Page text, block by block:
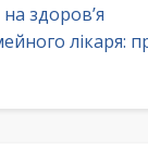
здоров’я
лікаря: